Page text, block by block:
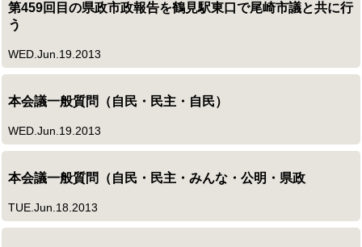
第459回目の県政市政報告を鶴見駅東口で尾崎市議と共に行
う
WED.Jun.19.2013
本会議一般質問（自民・民主・自民）
WED.Jun.19.2013
本会議一般質問（自民・民主・みんな・公明・県政
TUE.Jun.18.2013